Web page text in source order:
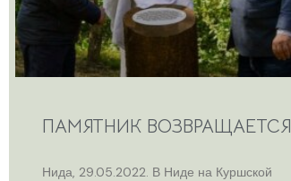
ПАМЯТНИК ВОЗВРАЩАЕТСЯ
Нида, 29.05.2022. В Ниде на Куршской